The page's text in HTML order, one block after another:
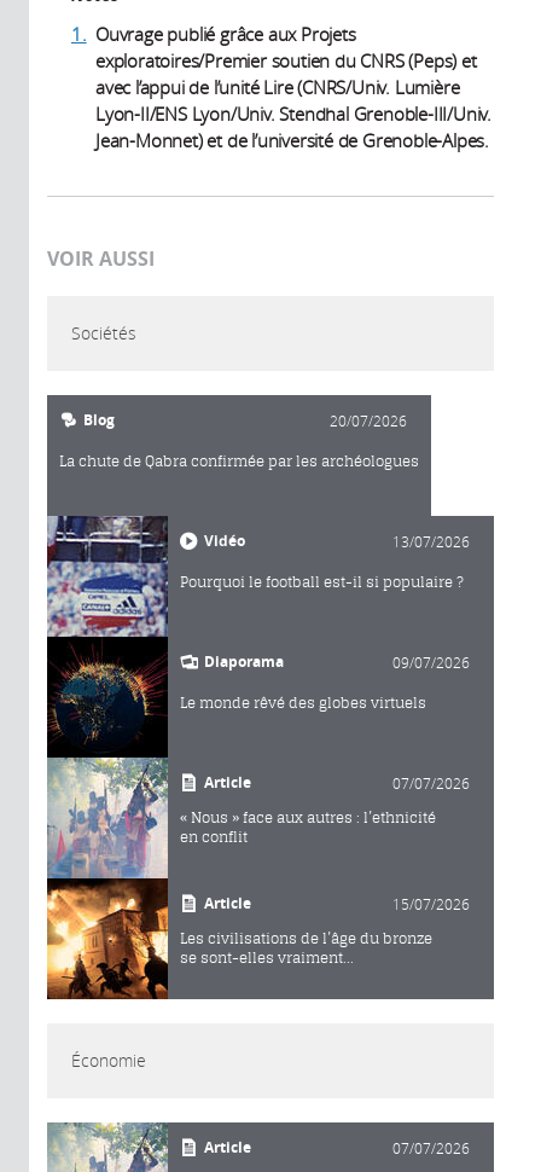
1. Ouvrage publié grâce aux Projets
exploratoires/Premier soutien du CNRS (Peps) et
avec l’appui de l’unité Lire (CNRS/Univ. Lumière
Lyon-II/ENS Lyon/Univ. Stendhal Grenoble-III/Univ.
Jean-Monnet) et de l’université de Grenoble-Alpes.
VOIR AUSSI
Sociétés
Blog 20/07/2026
La chute de Qabra confirmée par les archéologues
Vidéo 13/07/2026
Pourquoi le football est-il si populaire ?
Diaporama 09/07/2026
Le monde rêvé des globes virtuels
Article 07/07/2026
« Nous » face aux autres : l’ethnicité
en conflit
Article 15/07/2026
Les civilisations de l’âge du bronze
se sont-elles vraiment...
Économie
Article 07/07/2026